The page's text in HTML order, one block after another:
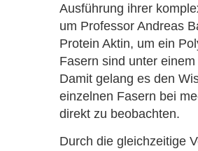
Ausführung ihrer
um Professor Andreas
Protein Aktin, um ein
Fasern sind unter
Damit gelang es den
einzelnen Fasern bei
direkt zu beobachten.
Durch die gleichzeitige